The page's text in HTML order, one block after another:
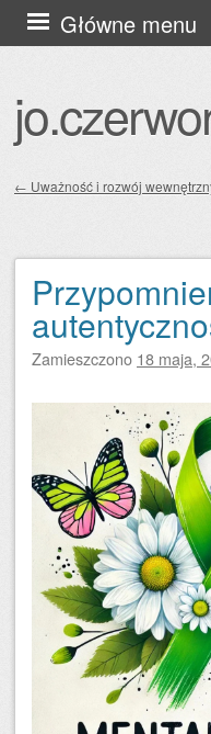
Główne menu
Przejdź
do
← Uważność i rozwój
Zamieszczono 18 maja,